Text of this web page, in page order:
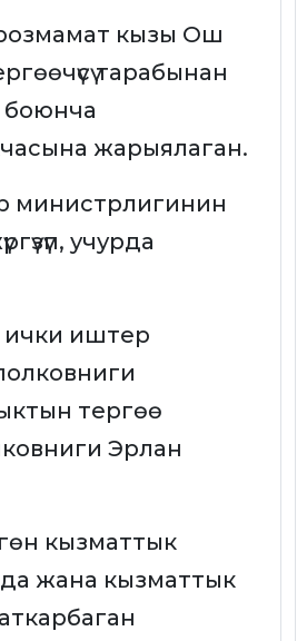
кызы Ош
тарабынан
боюнча
жарыялаган.
министрлигинин
учурда
ички иштер
тергөө
Эрлан
кызматтык
жана кызматтык